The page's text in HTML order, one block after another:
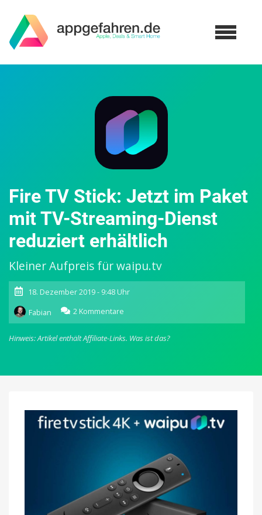
Fire TV Stick: Jetzt im Paket
mit TV-Streaming-Dienst
reduziert erhältlich
Kleiner Aufpreis für waipu.tv
18. Dezember 2019 - 9:48 Uhr
Fabian
2 Kommentare
Fire
Stick:
Paket
Streaming-
Dienst
Hinweis: Artikel enthält Affiliate-Links. Was ist das?